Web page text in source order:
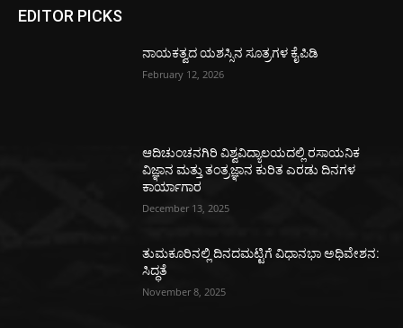
EDITOR PICKS
ನಾಯಕತ್ವದ ಯಶಸ್ಸಿನ ಸೂತ್ರಗಳ ಕೈಪಿಡಿ
February 12, 2026
ಆದಿಚುಂಚನಗಿರಿ ವಿಶ್ವವಿದ್ಯಾಲಯದಲ್ಲಿ ರಸಾಯನಿಕ
ವಿಜ್ಞಾನ ಮತ್ತು ತಂತ್ರಜ್ಞಾನ ಕುರಿತ ಎರಡು ದಿನಗಳ
ಕಾರ್ಯಾಗಾರ
December 13, 2025
ತುಮಕೂರಿನಲ್ಲಿ ದಿನದಮಟ್ಟಿಗೆ ವಿಧಾನಭಾ ಅಧಿವೇಶನ:
ಸಿದ್ಧತೆ
November 8, 2025